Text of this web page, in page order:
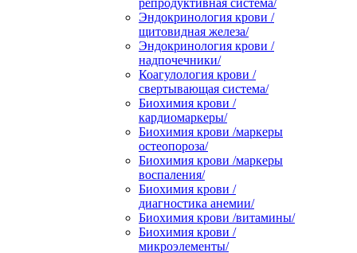
репродуктивная система/
Эндокринология крови /
щитовидная железа/
Эндокринология крови /
надпочечники/
Коагулология крови /
свертывающая система/
Биохимия крови /
кардиомаркеры/
Биохимия крови /маркеры
остеопороза/
Биохимия крови /маркеры
воспаления/
Биохимия крови /
диагностика анемии/
Биохимия крови /витамины/
Биохимия крови /
микроэлементы/